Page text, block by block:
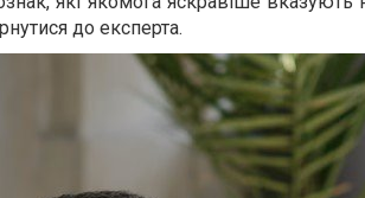
до експерта.